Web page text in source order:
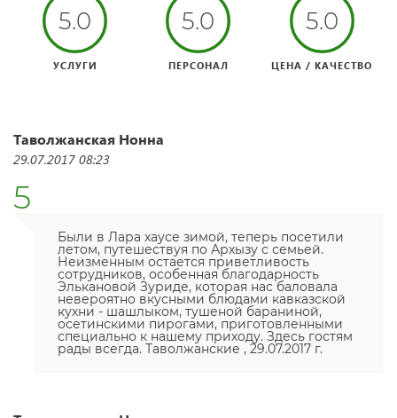
5.0
УСЛУГИ
5.0
ПЕРСОНАЛ
5.0
ЦЕНА / КАЧЕСТВО
Таволжанская Нонна
29.07.2017 08:23
5
Были в Лара хаусе зимой, теперь посетили
летом, путешествуя по Архызу с семьей.
Неизменным остается приветливость
сотрудников, особенная благодарность
Элькановой Зуриде, которая нас баловала
невероятно вкусными блюдами кавказской
кухни - шашлыком, тушеной бараниной,
осетинскими пирогами, приготовленными
специально к нашему приходу. Здесь гостям
рады всегда. Таволжанские , 29.07.2017 г.